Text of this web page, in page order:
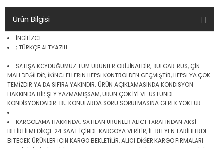
Ürün Bilgisi
İNGİLİZCE
; TÜRKÇE ALTYAZILI
SATIŞA KOYDUĞUMUZ TÜM ÜRÜNLER ORİJİNALDİR, BULGAR, RUS, ÇİN
MALI DEĞİLDİR, İKİNCİ ELLERİN HEPSİ KONTROLDEN GEÇMİŞTİR, HEPSİ YA ÇOK
TEMİZDİR YA DA SIFIRA YAKINDIR. ÜRÜN AÇIKLAMASINDA KONDİSYON
HAKKINDA BİR ŞEY YAZMAMIŞSAM, ÜRÜN ÇOK İYİ VE ÜSTÜNDE
KONDİSYONDADIR. BU KONULARDA SORU SORULMASINA GEREK YOKTUR
KARGOLAMA HAKKINDA; SATILAN ÜRÜNLER ALICI TARAFINDAN AKSİ
BELİRTİLMEDİKÇE 24 SAAT İÇİNDE KARGOYA VERİLİR, İLERLEYEN TARİHLERDE
BİTECEK ÜRÜNLER İÇİN KARGO BEKLETİLİR, ALICI DİĞER KARGO FİRMALARI